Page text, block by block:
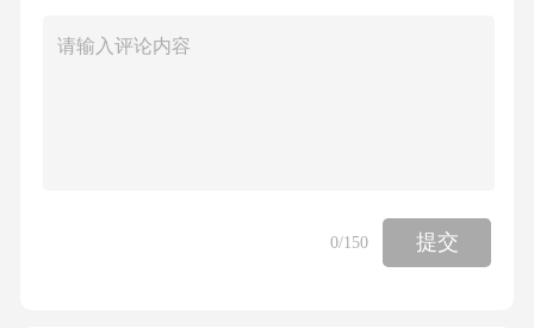
0/150 提交